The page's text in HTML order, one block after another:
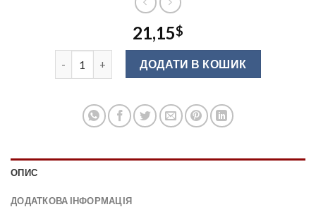
21,15$
Полиця для пляшок хром d50/350мм кількість
ДОДАТИ В КОШИК
ОПИС
ДОДАТКОВА ІНФОРМАЦІЯ